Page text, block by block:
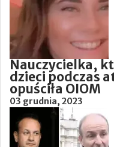
Nauczycielka,
dzieci podczas
opuściła OIOM
03 grudnia, 2023